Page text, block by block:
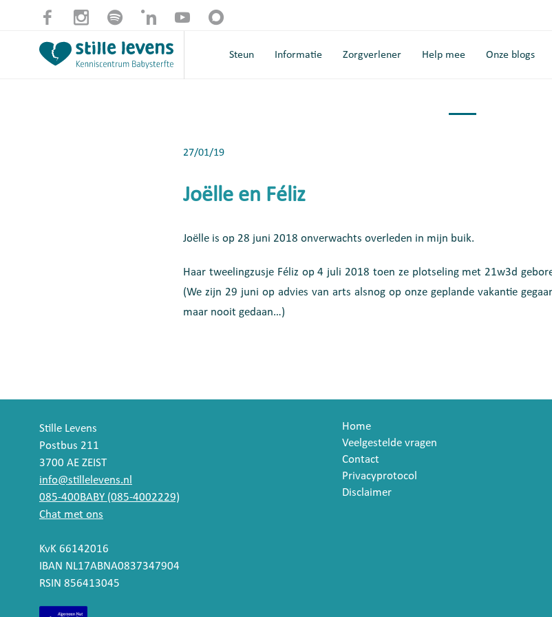
Steun Informatie Zorgverlener Help mee Onze blogs
27/01/19
Joëlle en Féliz
Joëlle is op 28 juni 2018 onverwachts overleden in mijn buik.
Haar tweelingzusje Féliz op 4 juli 2018 toen ze plotseling met 21w3d
(We zijn 29 juni op advies van arts alsnog op onze geplande vakantie
maar nooit gedaan…)
Stille Levens
Postbus 211
3700 AE ZEIST
info@stillelevens.nl
085-400BABY (085-4002229)
Chat met ons
KvK 66142016
IBAN NL17ABNA0837347904
RSIN 856413045
Home
Veelgestelde vragen
Contact
Privacyprotocol
Disclaimer